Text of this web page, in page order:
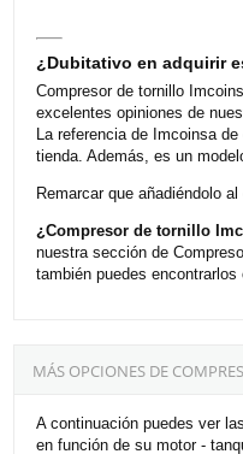
¿Dubitativo en adquirir
Compresor de tornillo
excelentes opiniones de
La referencia de Imcoinsa
tienda. Además, es un
Remarcar que añadiéndolo
¿Compresor de tornillo
nuestra sección de
también puedes
MÁS OPCIONES DE
A continuación puedes ver
en función de su motor -